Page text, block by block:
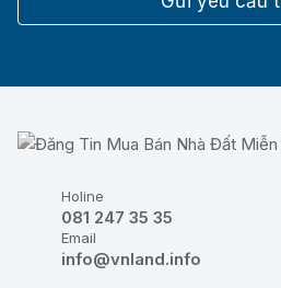
Holine
081 247 35 35
Email
info@vnland.info